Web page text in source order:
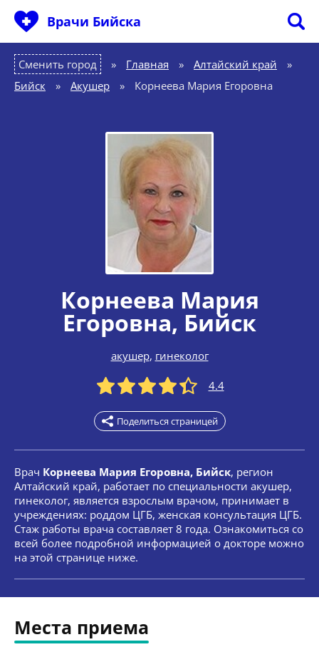
Врачи Бийска
Сменить город Главная » Алтайский край
»
Бийск
» Акушер » Корнеева Мария Егоровна
Корнеева Мария
Егоровна, Бийск
акушер, гинеколог
4.4
Поделиться страницей
Врач Корнеева Мария Егоровна, Бийск, регион
Алтайский край, работает по специальности акушер,
гинеколог, является взрослым врачом, принимает в
учреждениях: роддом ЦГБ, женская консультация ЦГБ.
Стаж работы врача составляет 8 года. Ознакомиться со
всей более подробной информацией о докторе можно
на этой странице ниже.
Места приема